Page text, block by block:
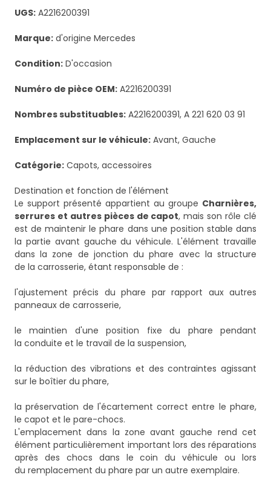
UGS: A2216200391
Marque: d'origine Mercedes
Condition: D'occasion
Numéro de pièce OEM: A2216200391
Nombres substituables: A2216200391, A 221 620 03 91
Emplacement sur le véhicule: Avant, Gauche
Catégorie: Capots, accessoires
Destination et fonction de l'élément
Le support présenté appartient au groupe Charnières,
serrures et autres pièces de capot, mais son rôle clé
est de maintenir le phare dans une position stable dans
la partie avant gauche du véhicule. L'élément travaille
dans la zone de jonction du phare avec la structure
de la carrosserie, étant responsable de :
l'ajustement précis du phare par rapport aux autres
panneaux de carrosserie,
le maintien d'une position fixe du phare pendant
la conduite et le travail de la suspension,
la réduction des vibrations et des contraintes agissant
sur le boîtier du phare,
la préservation de l'écartement correct entre le phare,
le capot et le pare-chocs.
L'emplacement dans la zone avant gauche rend cet
élément particulièrement important lors des réparations
après des chocs dans le coin du véhicule ou lors
du remplacement du phare par un autre exemplaire.